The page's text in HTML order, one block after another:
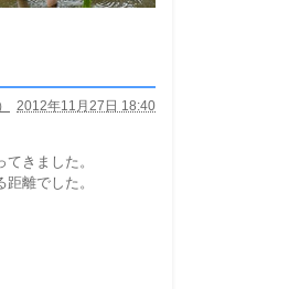
2012年11月27日 18:40
きました。
離でした。